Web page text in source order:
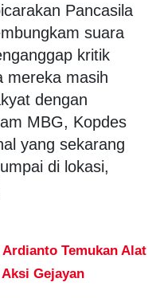
Pancasila
suara
kritik
mereka masih
dengan
MBG, Kopdes
yang sekarang
di lokasi,
Temukan Alat
Gejayan